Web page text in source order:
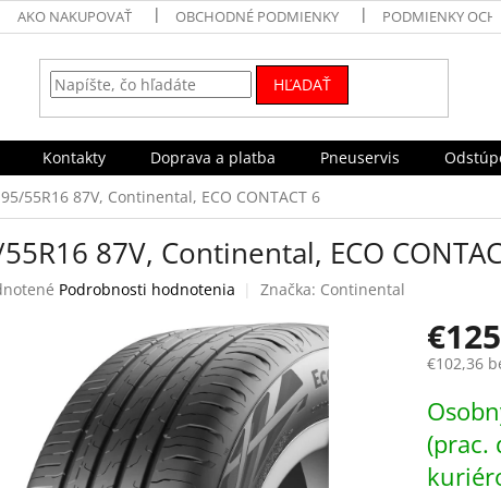
AKO NAKUPOVAŤ OBCHODNÉ PODMIENKY PODMIENKY
HĽADAŤ
Kontakty Doprava a platba Pneuservis
55R16 87V, Continental, ECO CONTACT 6
87V, Continental, ECO
Podrobnosti hodnotenia Značka: Continental
€102,36
cena:
(prac.